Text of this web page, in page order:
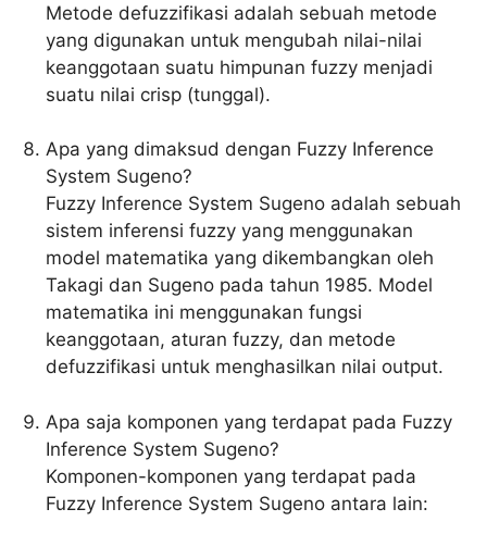
Metode defuzzifikasi adalah sebuah metode
yang digunakan untuk mengubah nilai-nilai
keanggotaan suatu himpunan fuzzy menjadi
suatu nilai crisp (tunggal).
Apa yang dimaksud dengan Fuzzy Inference
System Sugeno?
Fuzzy Inference System Sugeno adalah sebuah
sistem inferensi fuzzy yang menggunakan
model matematika yang dikembangkan oleh
Takagi dan Sugeno pada tahun 1985. Model
matematika ini menggunakan fungsi
keanggotaan, aturan fuzzy, dan metode
defuzzifikasi untuk menghasilkan nilai output.
Apa saja komponen yang terdapat pada Fuzzy
Inference System Sugeno?
Komponen-komponen yang terdapat pada
Fuzzy Inference System Sugeno antara lain: